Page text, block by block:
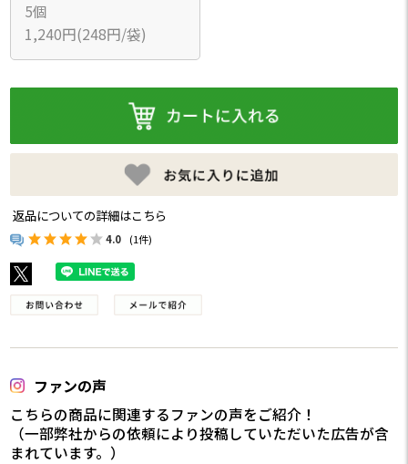
5個
1,240円(248円/袋)
返品についての詳細はこちら
4.0 (1件)
ファンの声
こちらの商品に関連するファンの声をご紹介！
（一部弊社からの依頼により投稿していただいた広告が含
まれています。）